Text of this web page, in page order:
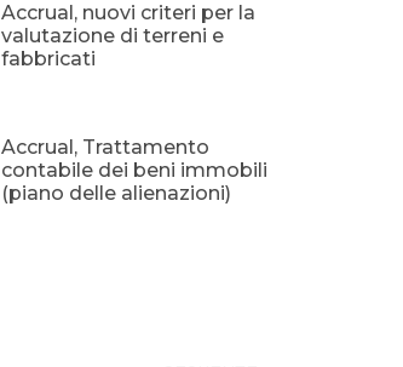
Accrual, nuovi criteri per la
valutazione di terreni e
fabbricati
Accrual, Trattamento
contabile dei beni immobili
(piano delle alienazioni)